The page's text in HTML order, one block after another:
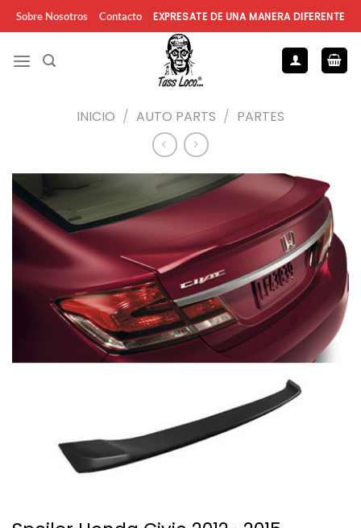
Saltar
al
contenido
Sobre Nosotros Contacto EXPRESATE DE UNA MANERA DIFERENTE
INICIO / AUTO PARTS / PARTES